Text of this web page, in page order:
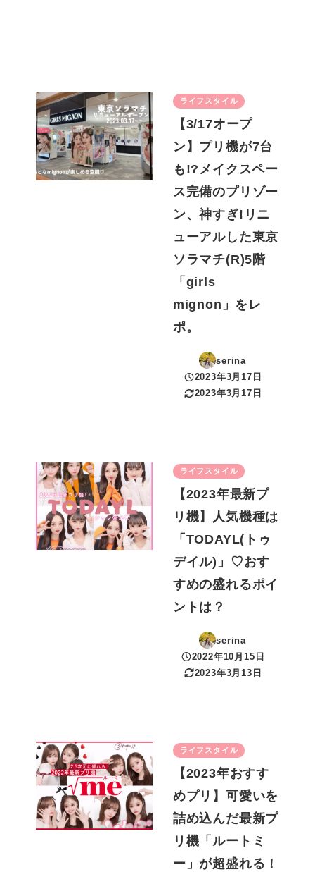
ライフスタイル
【3/17オープ
ン】プリ機が7台
も!?メイクスペー
ス完備のプリゾー
ン、神すぎ!リニ
ューアルした東京
ソラマチ(R)5階
「girls
mignon」をレ
ポ。
serina
投稿日
2023年3月17日
更新日
2023年3月17日
ライフスタイル
【2023年最新プ
リ機】人気機種は
「TODAYL(トゥ
デイル)」♡おす
すめの盛れるポイ
ントは？
serina
投稿日
2022年10月15日
更新日
2023年3月13日
ライフスタイル
【2023年おすす
めプリ】可愛いを
詰め込んだ最新プ
リ機「ルートミ
ー」が超盛れる！